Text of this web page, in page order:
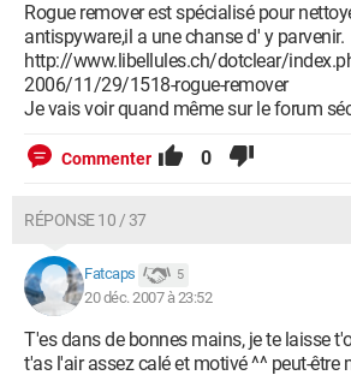
Rogue remover est spécialisé pour
antispyware,il a une chanse d' y parvenir.
http://www.libellules.ch/dotclear/
2006/11/29/1518-rogue-remover
Je vais voir quand même sur le forum
Commenter 0
RÉPONSE 10 / 37
Fatcaps 5
20 déc. 2007 à 23:52
T'es dans de bonnes mains, je te laisse
t'as l'air assez calé et motivé ^^ peut-être